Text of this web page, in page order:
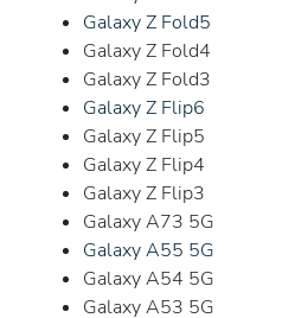
Galaxy Z Fold5
Galaxy Z Fold4
Galaxy Z Fold3
Galaxy Z Flip6
Galaxy Z Flip5
Galaxy Z Flip4
Galaxy Z Flip3
Galaxy A73 5G
Galaxy A55 5G
Galaxy A54 5G
Galaxy A53 5G